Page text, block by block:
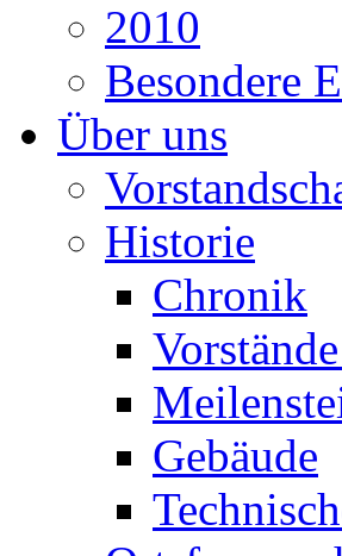
2010
Besondere
Über uns
Historie
Chronik
Gebäude